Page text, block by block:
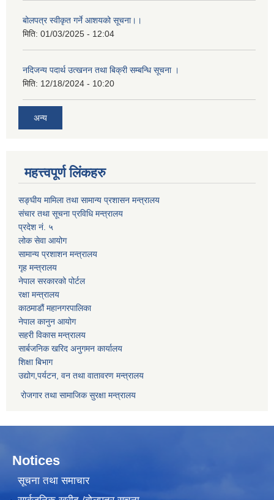
बोलपत्र स्वीकृत गर्ने आशयको सूचना।।
मिति: 01/03/2025 - 12:04
नदिजन्य पदार्थ उत्खनन तथा बिक्री सम्बन्धि सूचना ।
मिति: 12/18/2024 - 10:20
अन्य
महत्त्वपूर्ण लिंकहरु
सङ्घीय मामिला तथा सामान्य प्रशासन मन्त्रालय
संचार तथा सूचना प्रविधि मन्त्रालय
प्रदेश नं. ५
लोक सेवा आयोग
सामान्य प्रशाशन मन्त्रालय
गृह मन्त्रालय
नेपाल सरकारको पोर्टल
रक्षा मन्त्रालय
काठमाडौं महानगरपालिका
नेपाल कानुन आयोग
सहरी विकास मन्त्रालय
सार्बजनिक खरिद अनुगमन कार्यालय
शिक्षा बिभाग
उद्योग,पर्यटन, वन तथा वातावरण मन्त्रालय
रोजगार तथा सामाजिक सुरक्षा मन्त्रालय
Notices
सूचना तथा समाचार